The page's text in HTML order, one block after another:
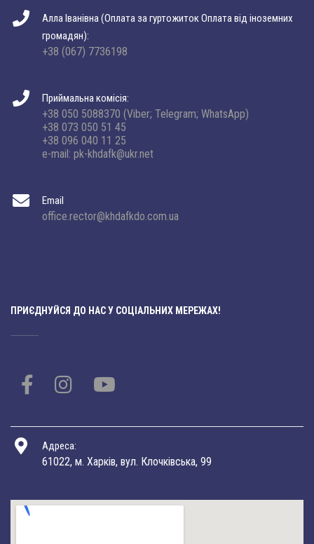
Алла Іванівна (Оплата за гуртожиток Оплата від іноземних
громадян):
+38 (067) 7736198
Приймальна комісія:
+38 050 5088370 (Viber; Telegram; WhatsApp)
+38 073 050 51 45
+38 096 040 11 25
e-mail: pk-khdafk@ukr.net
Email
office.rector@khdafkdo.com.ua
ПРИЄДНУЙСЯ ДО НАС У СОЦІАЛЬНИХ МЕРЕЖАХ!
Адреса:
61022, м. Харків, вул. Клочківська, 99